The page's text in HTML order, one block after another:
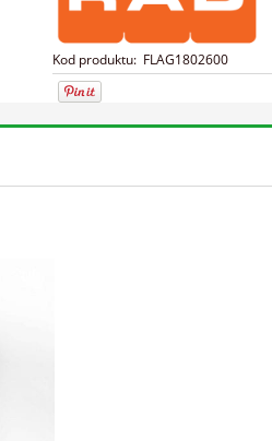
Kod produktu: FLAG1802600